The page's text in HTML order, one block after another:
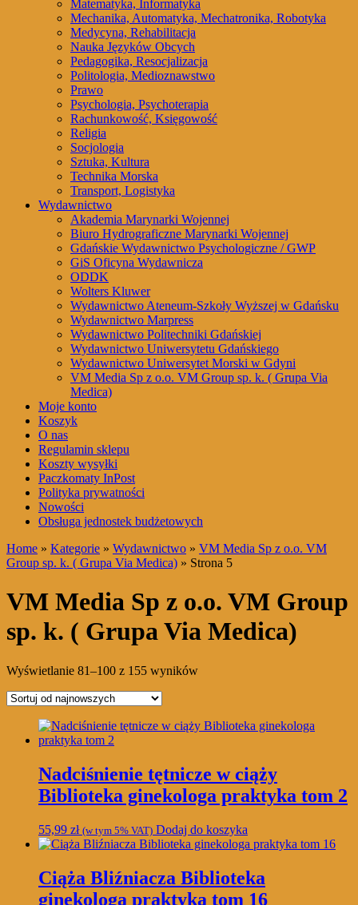
Matematyka, Informatyka
Mechanika, Automatyka, Mechatronika, Robotyka
Medycyna, Rehabilitacja
Nauka Języków Obcych
Pedagogika, Resocjalizacja
Politologia, Medioznawstwo
Prawo
Psychologia, Psychoterapia
Rachunkowość, Księgowość
Religia
Socjologia
Sztuka, Kultura
Technika Morska
Transport, Logistyka
Wydawnictwo
Akademia Marynarki Wojennej
Biuro Hydrograficzne Marynarki Wojennej
Gdańskie Wydawnictwo Psychologiczne / GWP
GiS Oficyna Wydawnicza
ODDK
Wolters Kluwer
Wydawnictwo Ateneum-Szkoły Wyższej w Gdańsku
Wydawnictwo Marpress
Wydawnictwo Politechniki Gdańskiej
Wydawnictwo Uniwersytetu Gdańskiego
Wydawnictwo Uniwersytet Morski w Gdyni
VM Media Sp z o.o. VM Group sp. k. ( Grupa Via
Medica)
Moje konto
Koszyk
O nas
Regulamin sklepu
Koszty wysyłki
Paczkomaty InPost
Polityka prywatności
Nowości
Obsługa jednostek budżetowych
Home » Kategorie » Wydawnictwo » VM Media Sp z o.o. VM
Group sp. k. ( Grupa Via Medica) » Strona 5
VM Media Sp z o.o. VM Group
sp. k. ( Grupa Via Medica)
Wyświetlanie 81–100 z 155 wynikówPosortowane
Nadciśnienie tętnicze w ciąży
Biblioteka ginekologa praktyka tom 2
55,99 zł (w tym 5% VAT) Dodaj do koszyka
Ciąża Bliźniacza Biblioteka
ginekologa praktyka tom 16